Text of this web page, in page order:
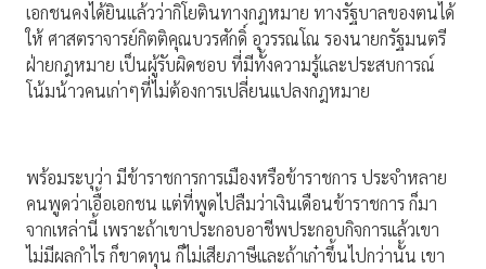
เอกชนคงได้ยินแล้วว่ากิโยตินทางกฎหมาย ทางรัฐบาลของตนได้
ให้ ศาสตราจารย์กิตติคุณบวรศักดิ์ อุวรรณโณ รองนายกรัฐมนตรี
ฝ่ายกฎหมาย เป็นผู้รับผิดชอบ ที่มีทั้งความรู้และประสบการณ์
โน้มน้าวคนเก่าๆที่ไม่ต้องการเปลี่ยนแปลงกฎหมาย
พร้อมระบุว่า มีข้าราชการการเมืองหรือข้าราชการ ประจำหลาย
คนพูดว่าเอื้อเอกชน แต่ที่พูดไปลืมว่าเงินเดือนข้าราชการ ก็มา
จากเหล่านี้ เพราะถ้าเขาประกอบอาชีพประกอบกิจการแล้วเขา
ไม่มีผลกำไร ก็ขาดทุน ก็ไม่เสียภาษีและถ้าเก๋าขึ้นไปกว่านั้น เขา